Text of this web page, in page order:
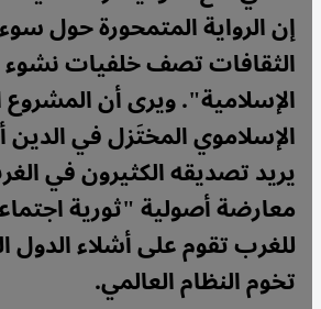
إن الرواية المتمحورة حول
الثقافات تصف خلفيات نشوء
الإسلامية". ويرى أن المشروع
الإسلاموي المختَزل في الدين
يريد تصديقه الكثيرون في
معارضة أصولية "ثورية
للغرب تقوم على أشلاء الدول
تخوم النظام العالمي.